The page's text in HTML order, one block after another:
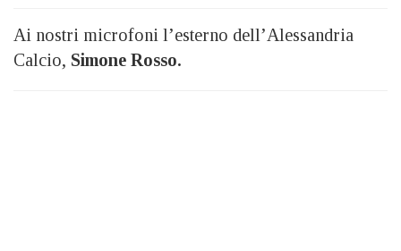
Ai nostri microfoni l’esterno dell’Alessandria
Calcio, Simone Rosso.